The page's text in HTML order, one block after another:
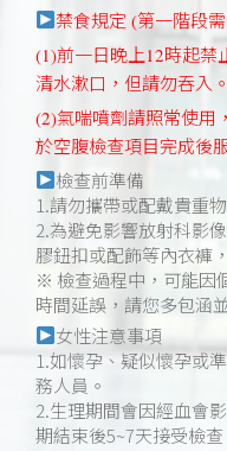
禁食規定 (第一階段
(1)前一日晚上12時起禁
清水漱口，但請勿吞入。
(2)氣喘噴劑請照常使用
於空腹檢查項目完成後
檢查前準備
1.請勿攜帶或配戴貴重
2.為避免影響放射科影
膠鈕扣或配飾等內衣褲
※ 檢查過程中，可能因
時間延誤，請您多包涵
女性注意事項
1.如懷孕、疑似懷孕或
務人員。
2.生理期間會因經血會
期結束後5~7天接受檢查